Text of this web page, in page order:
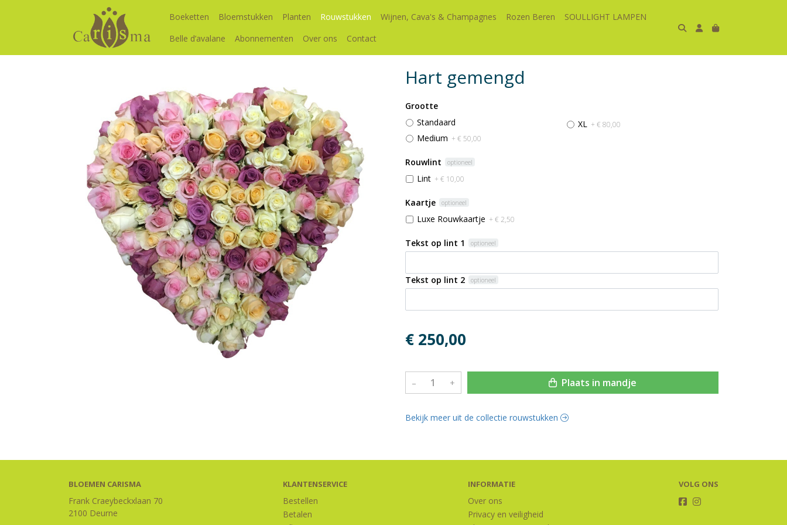
Boeketten Bloemstukken Planten Rouwstukken Wijnen, Cava's & Champagnes Rozen Beren
SOULLIGHT LAMPEN
Belle d’avalane
Abonnementen Over ons Contact
Hart gemengd
Grootte
Standaard
Medium + € 50,00
XL + € 80,00
Rouwlint optioneel
Lint + € 10,00
Kaartje optioneel
Luxe Rouwkaartje + € 2,50
Tekst op lint 1 optioneel
Tekst op lint 2 optioneel
€ 250,00
– + Plaats in mandje
Bekijk meer uit de collectie rouwstukken
BLOEMEN CARISMA
Frank Craeybeckxlaan 70
2100 Deurne
KLANTENSERVICE
Bestellen
Betalen
INFORMATIE
Over ons
Privacy en veiligheid
VOLG ONS